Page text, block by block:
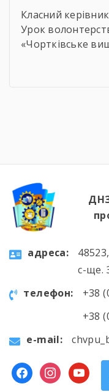
Класний
Урок
«Чортківське
урок відбувся
aдресa:
с-ще.
телефон:
+38
+38
e-mail:
facebookinstagram
youtube